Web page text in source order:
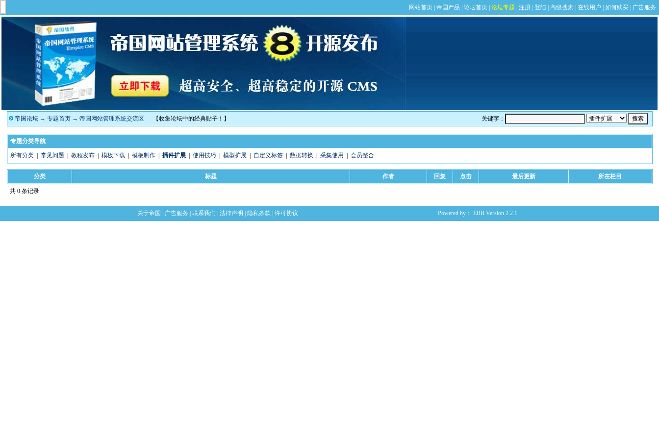
帝国论坛→ 专题首页→ 帝国网站管理系统交流区 【收集论坛中的经典贴子！】 关键字：
专题分类导航
所有分类| 常见问题 教程发布| 模板下载| 模板制作| 插件扩展| 使用技巧| 模型扩展 自定义标签| 数据转换 采集使用 会员整合
分类 标题 作者 回复 点击 最后更新 所在栏目
共 0 条记录
关于帝国 广告服务 联系我们 法律声明 隐私条款 许可协议 Powered by： EBB Version 2.2.1